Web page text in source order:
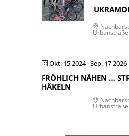
Urbanstraße
Okt. 15 2024- Sep. 17 2026
FRÖHLICH NÄHEN …
HÄKELN
Urbanstraße